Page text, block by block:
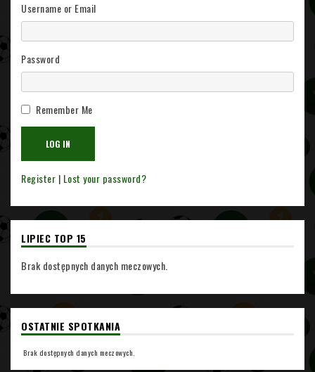
Username or Email
Password
Remember Me
Register | Lost your password?
LIPIEC TOP 15
Brak dostępnych danych meczowych.
OSTATNIE SPOTKANIA
Brak dostępnych danych meczowych.